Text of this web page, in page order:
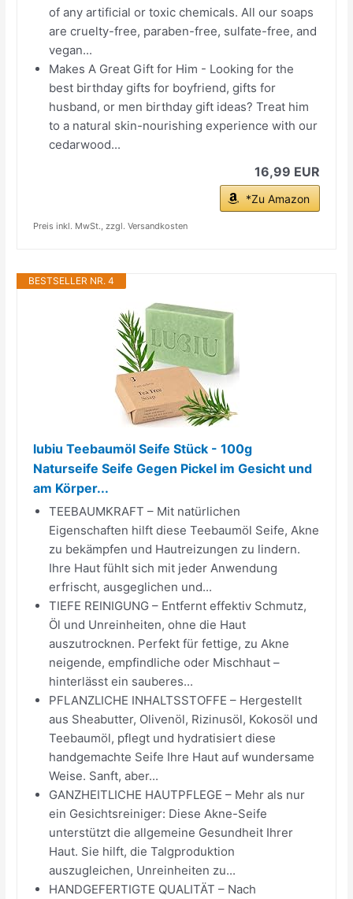
of any artificial or toxic chemicals. All our soaps
are cruelty-free, paraben-free, sulfate-free, and
vegan...
Makes A Great Gift for Him - Looking for the
best birthday gifts for boyfriend, gifts for
husband, or men birthday gift ideas? Treat him
to a natural skin-nourishing experience with our
cedarwood...
16,99 EUR
*Zu Amazon
Preis inkl. MwSt., zzgl. Versandkosten
BESTSELLER NR. 4
lubiu Teebaumöl Seife Stück - 100g
Naturseife Seife Gegen Pickel im Gesicht und
am Körper...
TEEBAUMKRAFT – Mit natürlichen
Eigenschaften hilft diese Teebaumöl Seife, Akne
zu bekämpfen und Hautreizungen zu lindern.
Ihre Haut fühlt sich mit jeder Anwendung
erfrischt, ausgeglichen und...
TIEFE REINIGUNG – Entfernt effektiv Schmutz,
Öl und Unreinheiten, ohne die Haut
auszutrocknen. Perfekt für fettige, zu Akne
neigende, empfindliche oder Mischhaut –
hinterlässt ein sauberes...
PFLANZLICHE INHALTSSTOFFE – Hergestellt
aus Sheabutter, Olivenöl, Rizinusöl, Kokosöl und
Teebaumöl, pflegt und hydratisiert diese
handgemachte Seife Ihre Haut auf wundersame
Weise. Sanft, aber...
GANZHEITLICHE HAUTPFLEGE – Mehr als nur
ein Gesichtsreiniger: Diese Akne-Seife
unterstützt die allgemeine Gesundheit Ihrer
Haut. Sie hilft, die Talgproduktion
auszugleichen, Unreinheiten zu...
HANDGEFERTIGTE QUALITÄT – Nach